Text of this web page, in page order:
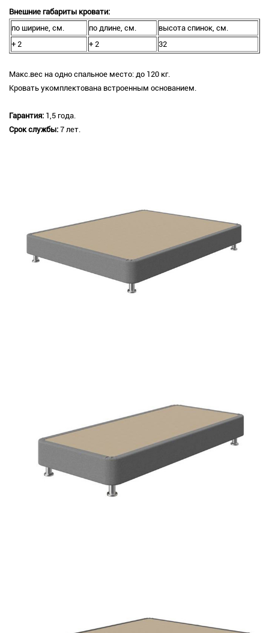
Внешние габариты кровати:
по ширине, см.
по длине, см.
высота спинок, см.
+ 2
+ 2 32
Макс.вес на одно спальное место: до 120 кг.
Кровать укомплектована встроенным основанием.
Гарантия: 1,5 года.
Срок службы: 7 лет.